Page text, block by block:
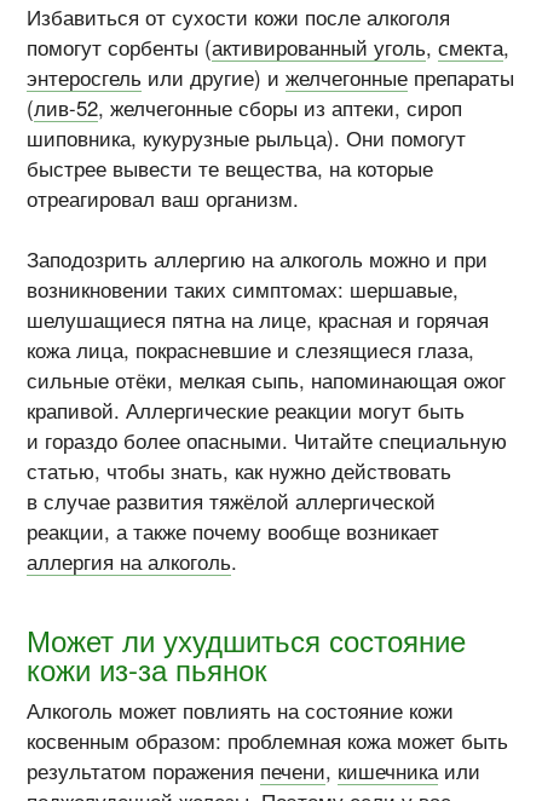
Избавиться от сухости кожи после алкоголя
помогут сорбенты (активированный уголь,смекта,
энтеросгель или другие) ижелчегонные препараты
(лив-52, желчегонные сборы из аптеки, сироп
шиповника, кукурузные рыльца). Они помогут
быстрее вывести те вещества, на которые
отреагировал ваш организм.
Заподозрить аллергию на алкоголь можно и при
возникновении таких симптомах: шершавые,
шелушащиеся пятна на лице, красная и горячая
кожа лица, покрасневшие и слезящиеся глаза,
сильные отёки, мелкая сыпь, напоминающая ожог
крапивой. Аллергические реакции могут быть
и гораздо более опасными. Читайте специальную
статью, чтобы знать, как нужно действовать
в случае развития тяжёлой аллергической
реакции, а также почему вообще возникает
аллергия на алкоголь.
Может ли ухудшиться состояние
кожи из-за пьянок
Алкоголь может повлиять на состояние кожи
косвенным образом: проблемная кожа может быть
результатом поражения печени, кишечника или